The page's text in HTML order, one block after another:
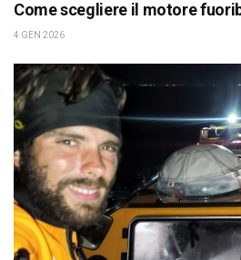
Come scegliere il motore
4 GEN 2026